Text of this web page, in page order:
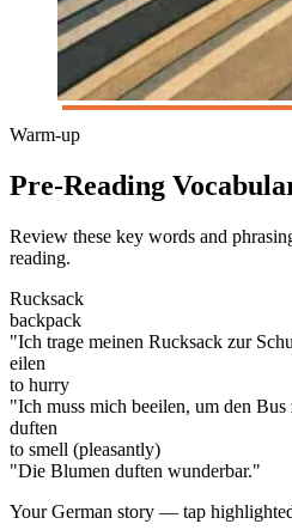
Warm-up
Pre-Reading
Review these key words and
reading.
Rucksack
backpack
"Ich trage meinen Rucksack zur
eilen
to hurry
"Ich muss mich beeilen, um den
duften
to smell (pleasantly)
"Die Blumen duften wunderbar."
Your German story — tap